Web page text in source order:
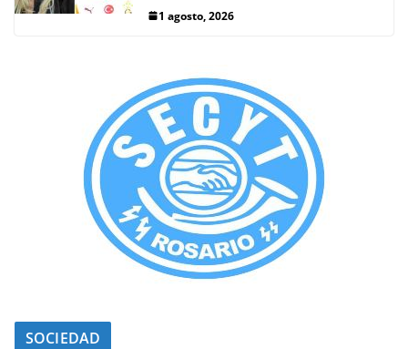
1 agosto, 2026
SOCIEDAD